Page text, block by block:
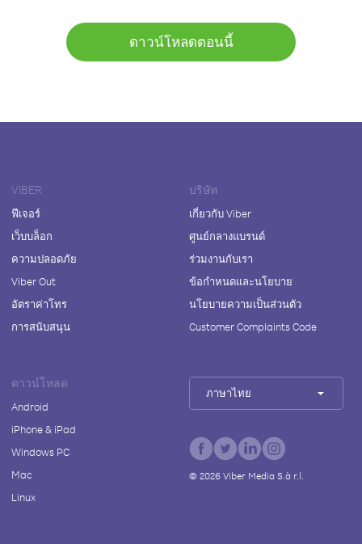
ดาวน์โหลดตอนนี้
VIBER
ฟีเจอร์
เว็บบล็อก
ความปลอดภัย
Viber Out
อัตราค่าโทร
การสนับสนุน
บริษัท
เกี่ยวกับ Viber
ศูนย์กลางแบรนด์
ร่วมงานกับเรา
ข้อกำหนดและนโยบาย
นโยบายความเป็นส่วนตัว
Customer Complaints Code
ดาวน์โหลด
Android
iPhone & iPad
Windows PC
Mac
Linux
ภาษาไทย
© 2026Viber Media S.à r.l.